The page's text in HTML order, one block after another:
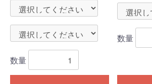
数量
数量